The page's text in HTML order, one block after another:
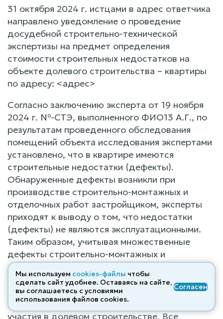
31 октября 2024 г. истцами в адрес ответчика
направлено уведомление о проведение
досудебной строительно-технической
экспертизы на предмет определения
стоимости строительных недостатков на
объекте долевого строительства – квартиры
по адресу: <адрес>
Согласно заключению эксперта от 19 ноября
2024 г. №-СТЭ, выполненного ФИО13 А.Г., по
результатам проведенного обследования
помещений объекта исследования экспертами
установлено, что в квартире имеются
строительные недостатки (дефекты).
Обнаруженные дефекты возникли при
производстве строительно-монтажных и
отделочных работ застройщиком, эксперты
приходят к выводу о том, что недостатки
(дефекты) не являются эксплуатационными.
Таким образом, учитывая множественные
дефекты строительно-монтажных и
отделочных работ, выполненных
застройщиком, качество этих работ не в
полной мере соответствует строительным,
техническим и иным нормам, а также договору
участия в долевом строительстве. Все
Мы используем cookies-файлы чтобы
сделать сайт удобнее. Оставаясь на сайте,
вы соглашаетесь с условиями
использования файлов cооkies.
Согласен